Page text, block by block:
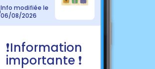
Info modifiée le
06/08/2026
❗️Information
importante ❗️